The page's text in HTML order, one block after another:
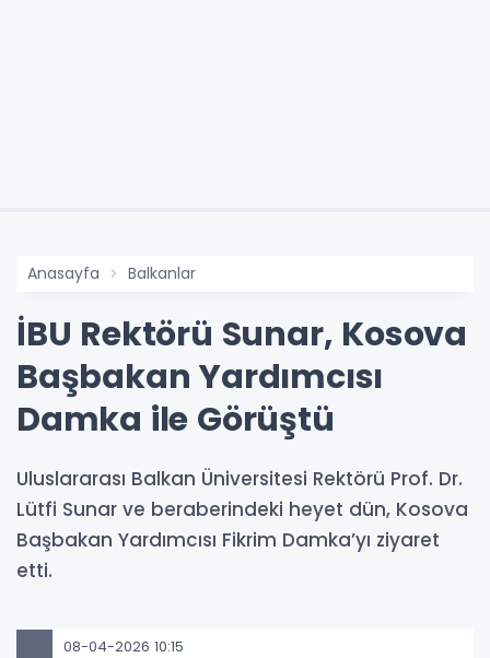
Anasayfa Balkanlar
İBU Rektörü Sunar, Kosova
Başbakan Yardımcısı
Damka ile Görüştü
Uluslararası Balkan Üniversitesi Rektörü Prof. Dr.
Lütfi Sunar ve beraberindeki heyet dün, Kosova
Başbakan Yardımcısı Fikrim Damka’yı ziyaret
etti.
08-04-2026 10:15